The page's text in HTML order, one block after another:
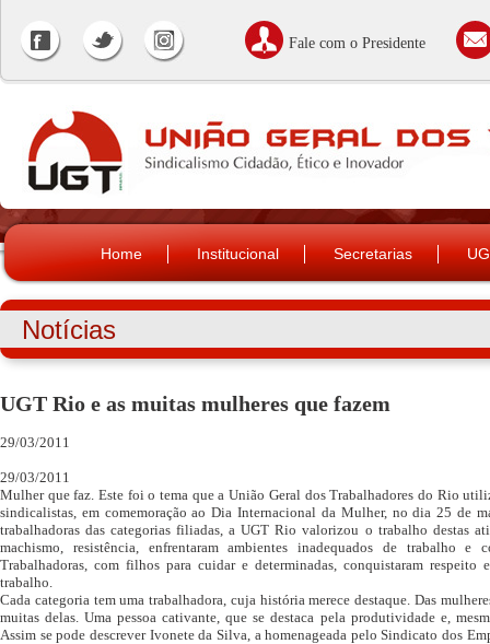
Fale com o Presidente
Home Institucional Secretarias
Notícias
UGT Rio e as muitas mulheres que fazem
29/03/2011
29/03/2011
Mulher que faz. Este foi o tema que a União Geral dos Trabalhadores do Rio
sindicalistas, em comemoração ao Dia Internacional da Mulher, no dia 25 de
trabalhadoras das categorias filiadas, a UGT Rio valorizou o trabalho destas
machismo, resistência, enfrentaram ambientes inadequados de trabalho e
Trabalhadoras, com filhos para cuidar e determinadas, conquistaram
trabalho.
Cada categoria tem uma trabalhadora, cuja história merece destaque. Das
muitas delas. Uma pessoa cativante, que se destaca pela produtividade e,
Assim se pode descrever Ivonete da Silva, a homenageada pelo Sindicato dos